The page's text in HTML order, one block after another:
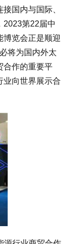
国内与国际、
2023第22届中
博览会正是顺迎
将为国内外太
合作的重要平
业向世界展示合